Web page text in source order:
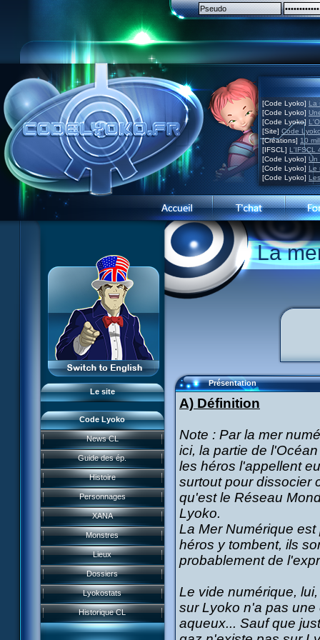
[Code Lyoko] La
[Code Lyoko]
[Code Lyoko]
[Site] Code
[Créations] 10
[IFSCL] L'IFSCL
[Code Lyoko] Un
[Code Lyoko] Le
[Code Lyoko]
Le site
Visite guidée
Inscription
Contact
Concours
L'équipe
LyokoRéseau
Professionnels
Code Lyoko
News CL
Guide des ép.
Histoire
Personnages
XANA
Monstres
Lieux
Dossiers
Lyokostats
Historique CL
News CL
Guide des ép.
Histoire
Personnages
Acteurs
XANA
Monstres
Lieux
Dossiers
Lyokostats
Garage Kids
Bande dessinée
CL Chronicles
Évènements CL
Musiques
Vidéos
Renders & images HD
Jeu FR3
La
Présentation
A) Définition
Note : Par la mer
ici, la partie de
les héros l'appellent
surtout pour dissocier
qu'est le Réseau
Lyoko.
La Mer Numérique
héros y tombent, ils
probablement de
Le vide numérique,
sur Lyoko n'a pas une
aqueux... Sauf que